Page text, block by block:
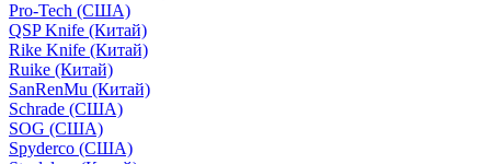
Pro-Tech (США)
QSP Knife (Китай)
Rike Knife (Китай)
Ruike (Китай)
SanRenMu (Китай)
Schrade (США)
SOG (США)
Spyderco (США)